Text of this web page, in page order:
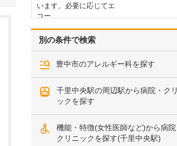
別の条件で検索
豊中市のアレルギー科を探す
千里中央駅の周辺駅から病院・ク
ックを探す
機能・特徴(女性医師など)から病院
クリニックを探す(千里中央駅)
います。必要に応じてエ
コー…